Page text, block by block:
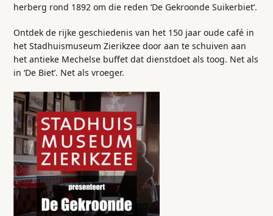
herberg rond 1892 om die reden ‘De Gekroonde Suikerbiet’.
Ontdek de rijke geschiedenis van het 150 jaar oude café in
het Stadhuismuseum Zierikzee door aan te schuiven aan
het antieke Mechelse buffet dat dienstdoet als toog. Net als
in ‘De Biet’. Net als vroeger.